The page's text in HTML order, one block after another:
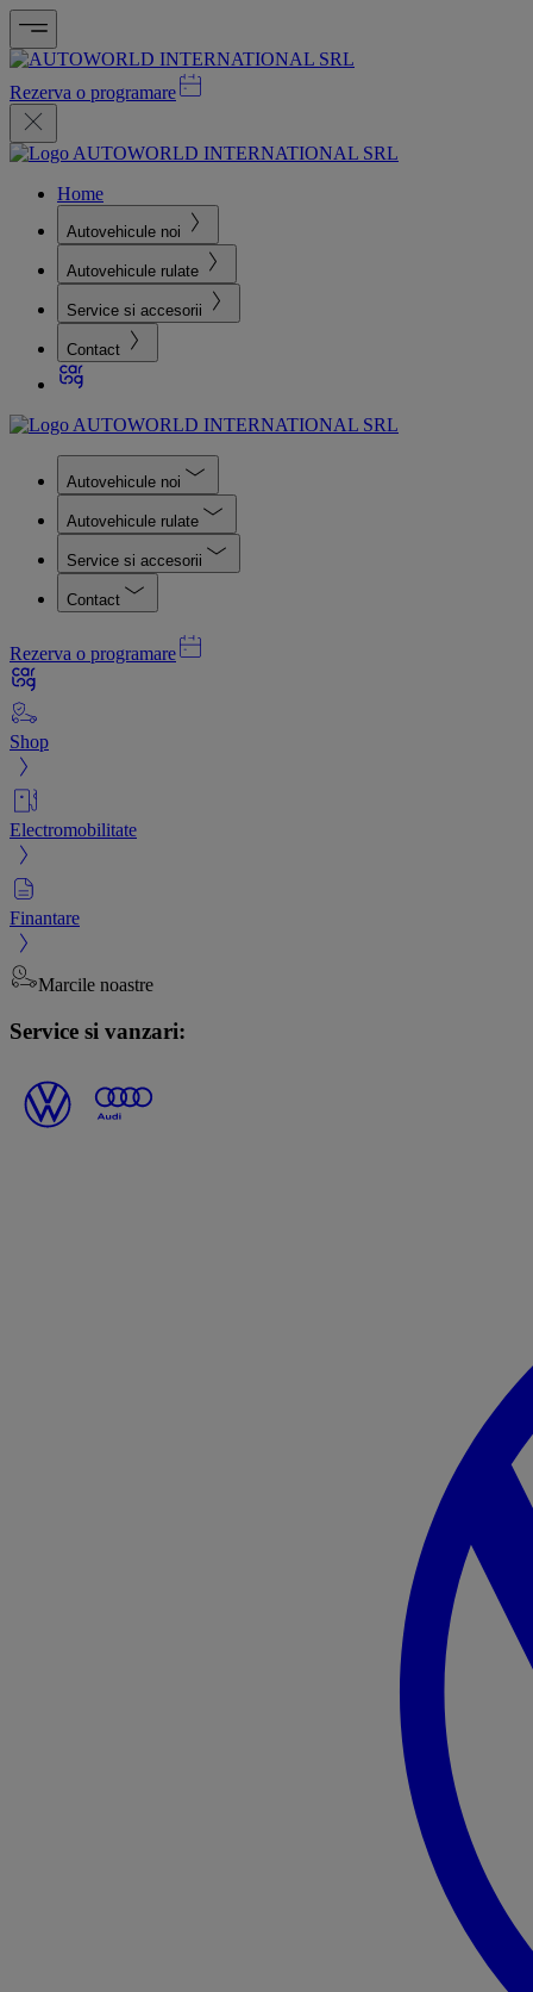
Rezerva o programare
Home
Autovehicule noi
Autovehicule rulate
Service si accesorii
Contact
Autovehicule noi
Autovehicule rulate
Service si accesorii
Contact
Rezerva o programare
Shop
Electromobilitate
Finantare
Marcile noastre
Service si vanzari: